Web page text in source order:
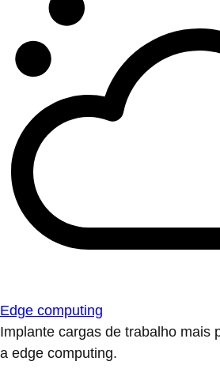
Edge computing
Implante cargas de trabalho mais
a edge computing.